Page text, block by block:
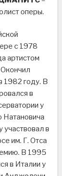
оперы.
с 1978
артистом
1982 году. В
в
у
Натановича
участвовал в
им. Г. Отса
В 1995
в Италии у